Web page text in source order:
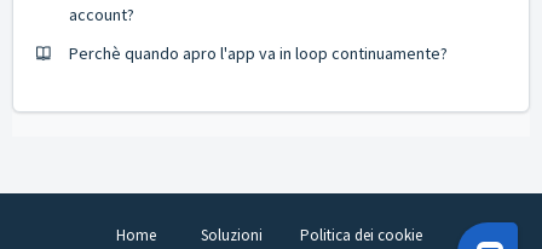
account?
Perchè quando apro l'app va in loop continuamente?
Home Soluzioni Politica dei cookie